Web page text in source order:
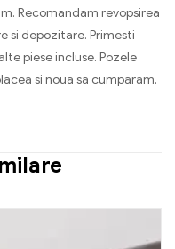
Recomandam revopsirea
si depozitare. Primesti
piese incluse. Pozele
si noua sa cumparam.